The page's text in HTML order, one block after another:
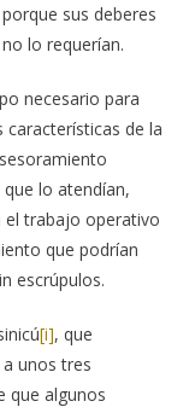
sus deberes
lo requerían.
necesario para
de la
lo atendían,
el trabajo operativo
que podrían
escrúpulos.
[i], que
unos tres
que algunos